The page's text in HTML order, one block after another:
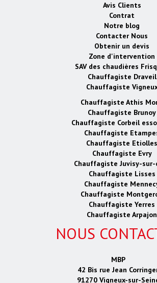
Avis Clients
Contrat
Notre blog
Contacter Nous
Obtenir un devis
Zone d'intervention
SAV des chaudières
Chauffagiste Draveil
Chauffagiste
Chauffagiste Athis
Chauffagiste Brunoy
Chauffagiste Corbeil
Chauffagiste
Chauffagiste Etiolles
Chauffagiste Evry
Chauffagiste Juvisy-sur-
Chauffagiste Lisses
Chauffagiste
Chauffagiste
Chauffagiste Yerres
Chauffagiste Arpajon
NOUS
MBP
42 Bis rue Jean
91270 Vigneux-sur-